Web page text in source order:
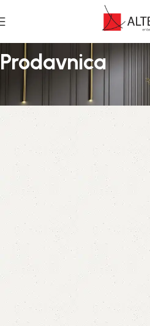
Prodavnica